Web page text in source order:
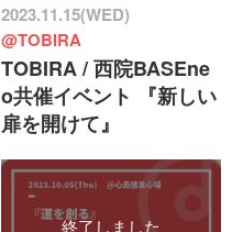
2023.11.15(WED)
@TOBIRA
TOBIRA / 西院BASEne
o共催イベント 『新しい
扉を開けて』
終了しました